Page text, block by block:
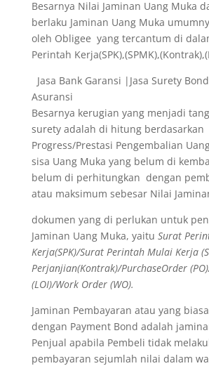
Besarnya Nilai Jaminan Uang Muka
berlaku Jaminan Uang Muka
oleh Obligee yang tercantum di
Perintah
Jasa Bank Garansi |Jasa Surety
Asuransi
Besarnya kerugian yang menjadi
surety adalah di hitung berdasarkan
Progress/Prestasi Pengembalian
sisa Uang Muka yang belum di
belum di perhitungkan dengan
atau maksimum sebesar Nilai
dokumen yang di perlukan untuk
Jaminan Uang Muka, yaitu Surat
Kerja(SPK)/Surat Perintah Mulai Kerja
Perjanjian(Kontrak)/PurchaseOrder
(LOI)/Work Order (WO).
Jaminan Pembayaran atau yang
dengan Payment Bond adalah
Penjual apabila Pembeli tidak
pembayaran sejumlah nilai dalam